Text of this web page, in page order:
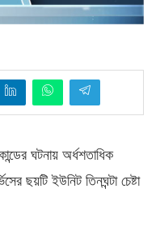
ঘটনায় অর্ধশতাধিক
ছয়টি ইউনিট তিনঘন্টা চেষ্টা